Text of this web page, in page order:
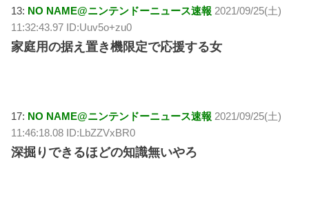
13: NO NAME@ニンテンドーニュース速報 2021/09/25(土)
11:32:43.97 ID:Uuv5o+zu0
家庭用の据え置き機限定で応援する女
17: NO NAME@ニンテンドーニュース速報 2021/09/25(土)
11:46:18.08 ID:LbZZVxBR0
深掘りできるほどの知識無いやろ